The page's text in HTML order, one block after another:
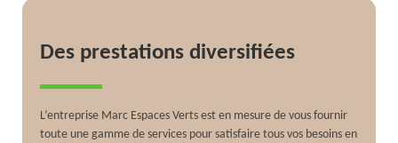
Des prestations diversifiées
L’entreprise Marc Espaces Verts est en mesure de vous fournir
toute une gamme de services pour satisfaire tous vos besoins en